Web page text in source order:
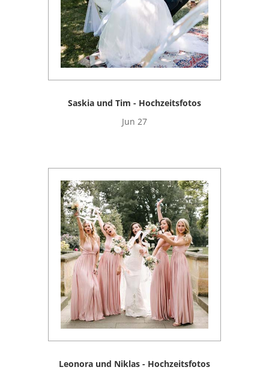
Saskia und Tim - Hochzeitsfotos
Jun 27
Leonora und Niklas - Hochzeitsfotos